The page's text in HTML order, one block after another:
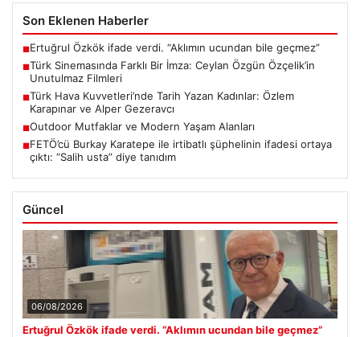
Son Eklenen Haberler
■Ertuğrul Özkök ifade verdi. “Aklımın ucundan bile geçmez”
■Türk Sinemasında Farklı Bir İmza: Ceylan Özgün Özçelik’in
Unutulmaz Filmleri
■Türk Hava Kuvvetleri’nde Tarih Yazan Kadınlar: Özlem
Karapınar ve Alper Gezeravcı
■Outdoor Mutfaklar ve Modern Yaşam Alanları
■FETÖ’cü Burkay Karatepe ile irtibatlı şüphelinin ifadesi ortaya
çıktı: “Salih usta” diye tanıdım
Güncel
06/08/2026
Ertuğrul Özkök ifade verdi. “Aklımın ucundan bile geçmez”